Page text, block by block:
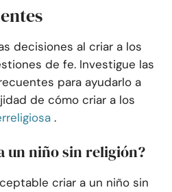
decisiones al criar a los
de fe. Investigue las
para ayudarlo a
de cómo criar a los
.
un niño sin religión?
criar a un niño sin